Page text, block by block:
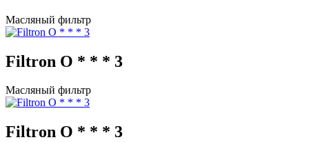
Масляный фильтр
Filtron O * * * 3
Масляный фильтр
Filtron O * * * 3